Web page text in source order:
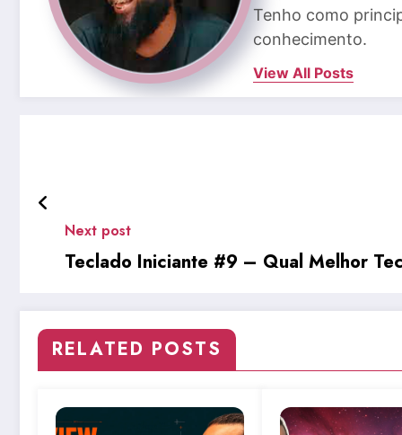
Tenho como
conhecimento.
View All Posts
Next post
Teclado Iniciante #9 – Qual Melhor
RELATED POSTS